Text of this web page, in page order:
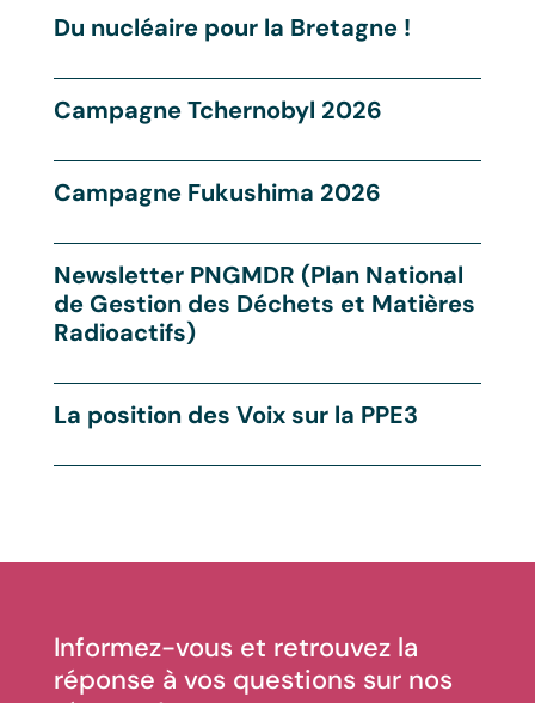
Du nucléaire pour la Bretagne !
Campagne Tchernobyl 2026
Campagne Fukushima 2026
Newsletter PNGMDR (Plan National
de Gestion des Déchets et Matières
Radioactifs)
La position des Voix sur la PPE3
Informez-vous et retrouvez la
réponse à vos questions sur nos